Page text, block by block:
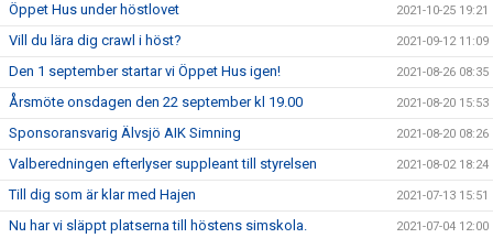
Öppet Hus under höstlovet 2021-10-25 19:21
Vill du lära dig crawl i höst? 2021-09-12 11:09
Den 1 september startar vi Öppet Hus igen! 2021-08-26 08:35
Årsmöte onsdagen den 22 september kl 19.00 2021-08-20 15:53
Sponsoransvarig Älvsjö AIK Simning 2021-08-20 08:26
Valberedningen efterlyser suppleant till styrelsen 2021-08-02 18:24
Till dig som är klar med Hajen 2021-07-13 15:51
Nu har vi släppt platserna till höstens simskola. 2021-07-04 12:00